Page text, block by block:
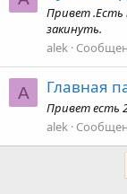
Привет .Есть
закинуть.
alek
A Главная
Привет есть
alek